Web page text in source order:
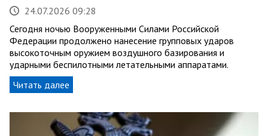
24.07.2026 09:28
Сегодня ночью Вооруженными Силами Российской
Федерации продолжено нанесение групповых ударов
высокоточным оружием воздушного базирования и
ударными беспилотными летательными аппаратами.
Читать далее